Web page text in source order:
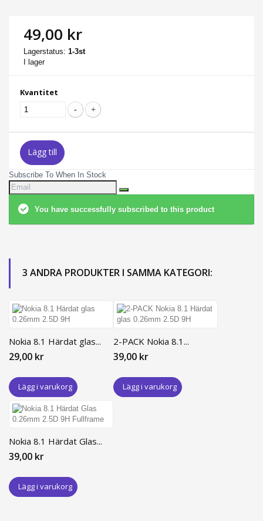
49,00 kr
Lagerstatus: 1-3st
I lager
Kvantitet
Lägg till
Subscribe To When In Stock
You have successfully subscribed to this product
3 ANDRA PRODUKTER I SAMMA KATEGORI:
Nokia 8.1 Härdat glas...
29,00 kr
Lägg i varukorg
2-PACK Nokia 8.1...
39,00 kr
Lägg i varukorg
Nokia 8.1 Härdat Glas...
39,00 kr
Lägg i varukorg